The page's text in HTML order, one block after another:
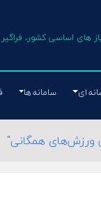
های اساسی کشور،
ای سامانه ها
ورزش‌های همگانی"